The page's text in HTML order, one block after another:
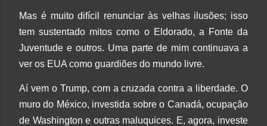
Mas é muito difícil renunciar às velhas ilusões; isso
tem sustentado mitos como o Eldorado, a Fonte da
Juventude e outros. Uma parte de mim continuava a
ver os EUA como guardiões do mundo livre.
Aí vem o Trump, com a cruzada contra a liberdade. O
muro do México, investida sobre o Canadá, ocupação
de Washington e outras maluquices. E, agora, investe